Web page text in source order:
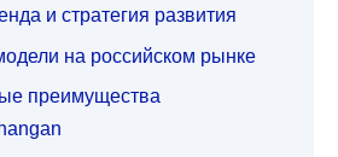
и стратегия развития
на российском рынке
преимущества